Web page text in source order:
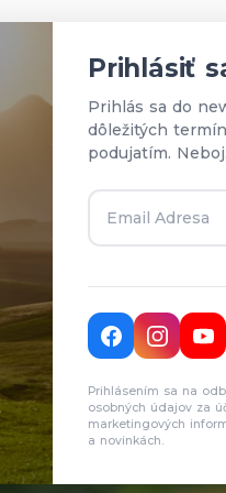
Prihlásiť
Prihlás sa do
dôležitých
podujatím.
Prihlásením sa na
osobných údajov za
marketingových
a novinkách.